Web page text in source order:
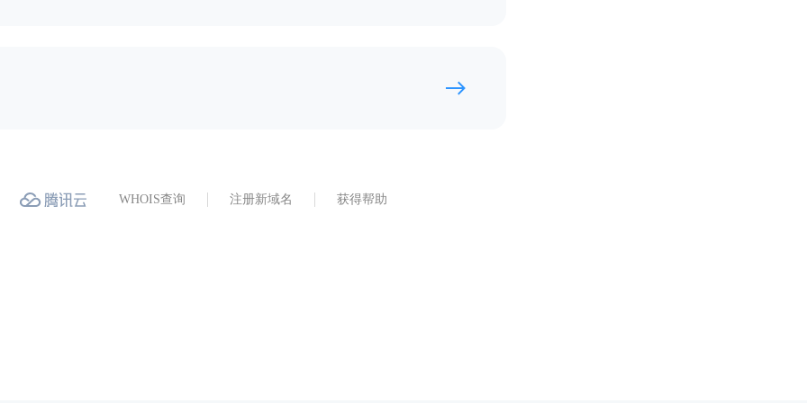
WHOIS查询 注册新域名 获得帮助